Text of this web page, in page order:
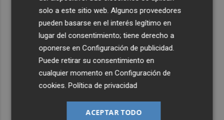
solo a este sitio web. Algunos proveedores
pueden basarse en el interés legítimo en
lugar del consentimiento; tiene derecho a
oponerse enConfiguración de publicidad.
Puede retirar su consentimiento en
cualquier momento enConfiguración de
cookies.Política de privacidad
ACEPTAR TODO